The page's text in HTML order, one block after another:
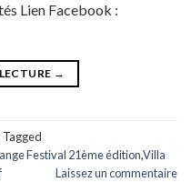
Lien Facebook :
→
Tagged
Festival 21ème édition,Villa
Laissez un commentaire